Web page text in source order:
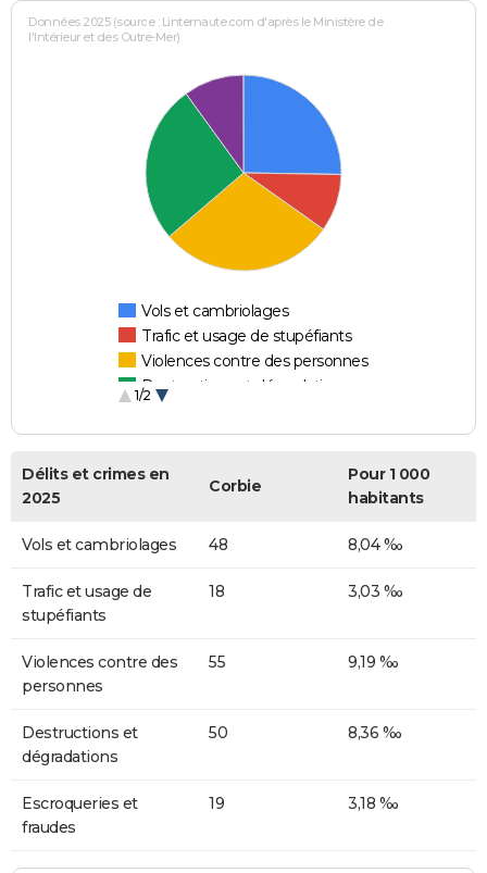
Données 2025 (source : Linternaute.com d'après le Ministère de
l'Intérieur et des Outre-Mer)
Vols et cambriolages
Trafic et usage de stupéfiants
Violences contre des personnes
Destructions et dégradations
1/2
Délits et crimes en
2025
Corbie
Pour 1 000
habitants
Vols et cambriolages 48 8,04 ‰
Trafic et usage de
stupéfiants
18 3,03 ‰
Violences contre des
personnes
55 9,19 ‰
Destructions et
dégradations
50 8,36 ‰
Escroqueries et
fraudes
19 3,18 ‰